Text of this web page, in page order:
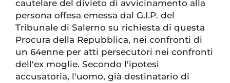
cautelare del divieto di avvicinamento alla
persona offesa emessa dal G.I.P. del
Tribunale di Salerno su richiesta di questa
Procura della Repubblica, nei confronti di
un 64enne per atti persecutori nei confronti
dell'ex moglie. Secondo l'ipotesi
accusatoria, l'uomo, già destinatario di